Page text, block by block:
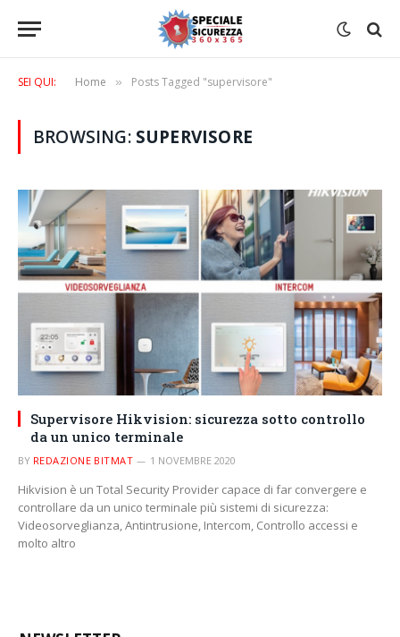
SEI QUI: Home » Posts Tagged "supervisore"
BROWSING: SUPERVISORE
Supervisore Hikvision: sicurezza sotto controllo
da un unico terminale
BY REDAZIONE BITMAT 1 NOVEMBRE 2020
Hikvision è un Total Security Provider capace di far convergere e
controllare da un unico terminale più sistemi di sicurezza:
Videosorveglianza, Antintrusione, Intercom, Controllo accessi e
molto altro